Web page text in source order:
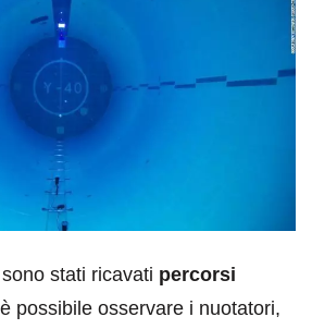
stati ricavati percorsi
possibile osservare i nuotatori,